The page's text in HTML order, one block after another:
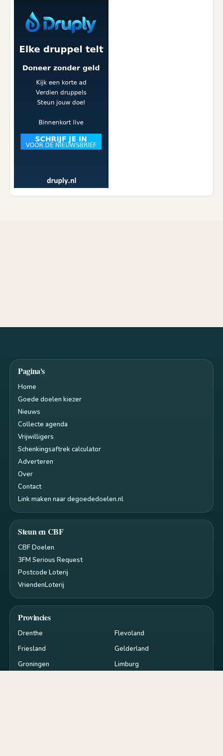
Pagina's
Home
Goede doelen kiezer
Nieuws
Collecte agenda
Vrijwilligers
Schenkingsaftrek calculator
Adverteren
Over
Contact
Link maken naar degoededoelen.nl
Steun en CBF
CBF Doelen
3FM Serious Request
Postcode Loterij
VriendenLoterij
Provincies
Drenthe
Flevoland
Friesland
Gelderland
Groningen
Limburg